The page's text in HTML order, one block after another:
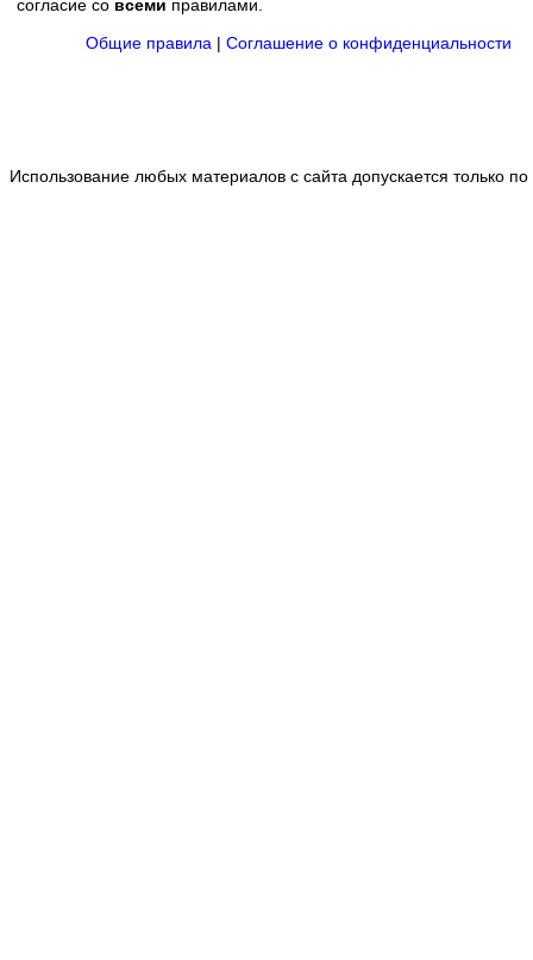
согласие со всеми правилами.
Общие правила | Соглашение о конфиденциальности
Использование любых материалов с сайта допускается только